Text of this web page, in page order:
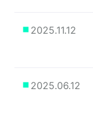
2025.11.12
2025.06.12